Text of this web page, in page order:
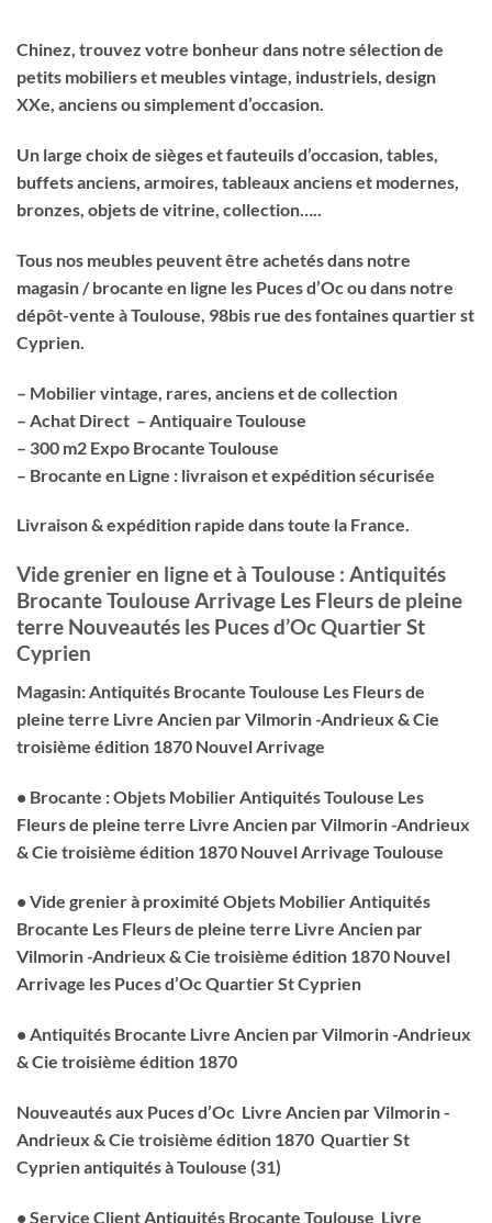
Chinez, trouvez votre bonheur dans notre sélection de
petits mobiliers et meubles vintage, industriels, design
XXe, anciens ou simplement d’occasion.
Un large choix de sièges et fauteuils d’occasion, tables,
buffets anciens, armoires, tableaux anciens et modernes,
bronzes, objets de vitrine, collection…..
Tous nos meubles peuvent être achetés dans notre
magasin / brocante en ligne les Puces d’Oc ou dans notre
dépôt-vente à Toulouse, 98bis rue des fontaines quartier st
Cyprien.
– Mobilier vintage, rares, anciens et de collection
– Achat Direct – Antiquaire Toulouse
– 300 m2 Expo Brocante Toulouse
– Brocante en Ligne : livraison et expédition sécurisée
Livraison & expédition rapide dans toute la France.
Vide grenier en ligne et à Toulouse : Antiquités
Brocante Toulouse Arrivage Les Fleurs de pleine
terre Nouveautés les Puces d’Oc Quartier St
Cyprien
Magasin: Antiquités Brocante Toulouse Les Fleurs de
pleine terre Livre Ancien par Vilmorin -Andrieux & Cie
troisième édition 1870 Nouvel Arrivage
• Brocante : Objets Mobilier Antiquités Toulouse Les
Fleurs de pleine terre Livre Ancien par Vilmorin -Andrieux
& Cie troisième édition 1870 Nouvel Arrivage Toulouse
• Vide grenier à proximité Objets Mobilier Antiquités
Brocante Les Fleurs de pleine terre Livre Ancien par
Vilmorin -Andrieux & Cie troisième édition 1870 Nouvel
Arrivage les Puces d’Oc Quartier St Cyprien
• Antiquités Brocante Livre Ancien par Vilmorin -Andrieux
& Cie troisième édition 1870
Nouveautés aux Puces d’Oc Livre Ancien par Vilmorin -
Andrieux & Cie troisième édition 1870 Quartier St
Cyprien antiquités à Toulouse (31)
• Service Client Antiquités Brocante Toulouse Livre